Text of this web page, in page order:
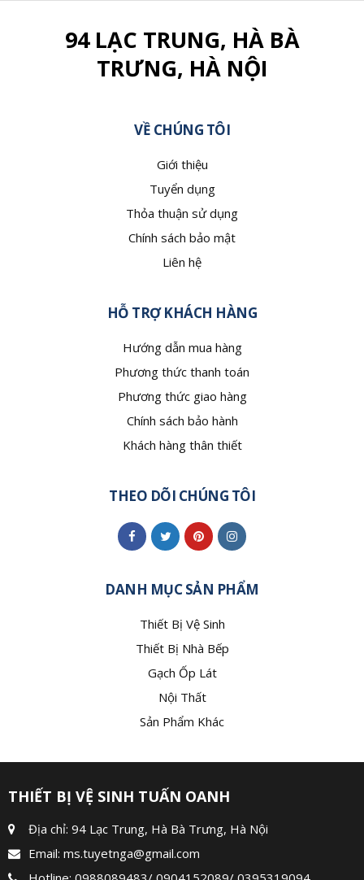
94 LẠC TRUNG, HÀ BÀ
TRƯNG, HÀ NỘI
VỀ CHÚNG TÔI
Giới thiệu
Tuyển dụng
Thỏa thuận sử dụng
Chính sách bảo mật
Liên hệ
HỖ TRỢ KHÁCH HÀNG
Hướng dẫn mua hàng
Phương thức thanh toán
Phương thức giao hàng
Chính sách bảo hành
Khách hàng thân thiết
THEO DÕI CHÚNG TÔI
DANH MỤC SẢN PHẨM
Thiết Bị Vệ Sinh
Thiết Bị Nhà Bếp
Gạch Ốp Lát
Nội Thất
Sản Phẩm Khác
THIẾT BỊ VỆ SINH TUẤN OANH
Địa chỉ: 94 Lạc Trung, Hà Bà Trưng, Hà Nội
Email: ms.tuyetnga@gmail.com